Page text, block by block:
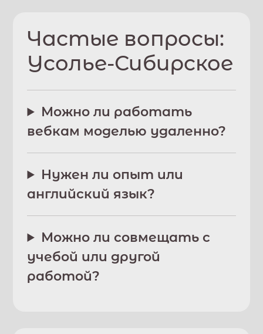
Частые вопросы:
Усолье-Сибирское
Можно ли работать
вебкам моделью удаленно?
Нужен ли опыт или
английский язык?
Можно ли совмещать с
учебой или другой
работой?